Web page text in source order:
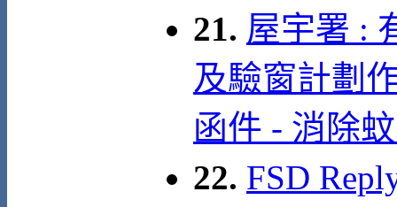
21. 屋宇署 :
及驗窗計劃
函件 - 消除
22. FSD